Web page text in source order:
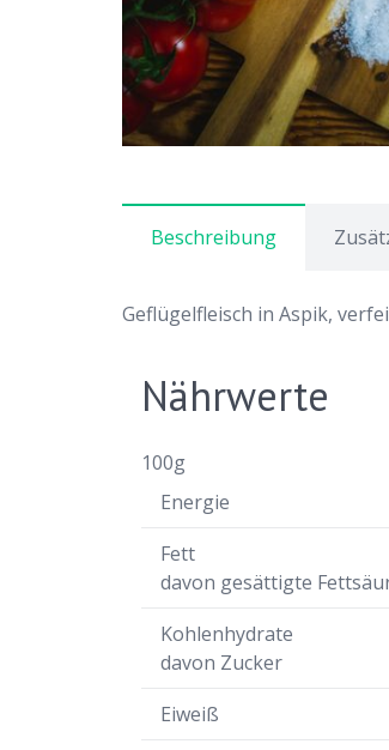
Beschreibung
Geflügelfleisch in Aspik,
Nährwerte
100g
Energie
Fett
davon gesättigte
Kohlenhydrate
davon Zucker
Eiweiß